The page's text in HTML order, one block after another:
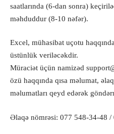
saatlarında (6-dan sonra)
məhduddur (8-10 nəfər).
Excel, mühasibat uçotu
üstünlük veriləcəkdir.
Müraciət üçün namizəd
özü haqqında qısa məlumat,
məlumatları qeyd edərək
Əlaqə nömrəsi: 077 548-34-48 /